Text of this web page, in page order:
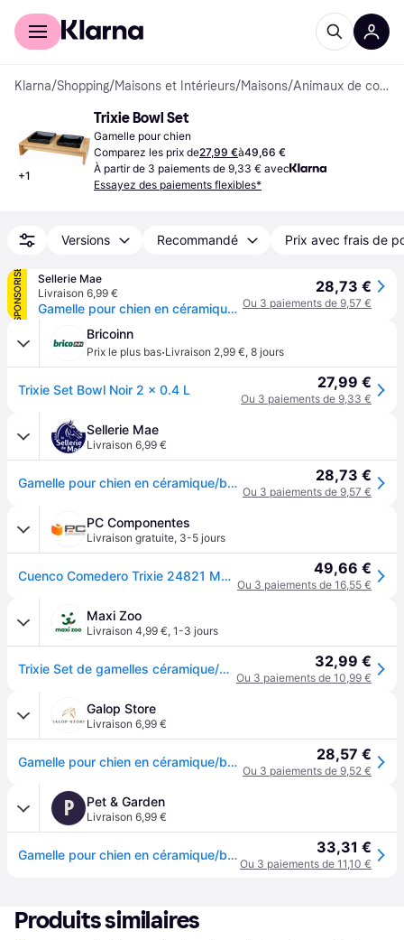
Acheter avec Klarna
Klarna/Shopping/Maisons et Intérieurs/Maisons/ Animaux de compagnie
+1
Trixie Bowl Set
Gamelle pour chien
Comparez les prix de27,99 €à49,66 €
À partir de 3 paiements de 9,33 € avec
Essayez des paiements flexibles*
Versions Recommandé Prix avec frais de
SPONSORISÉ
Sellerie Mae
Livraison 6,99 €
Gamelle pour chien en céramique/bois Trixie - Beige
28,73 €
Ou 3 paiements de 9,57 €
Bricoinn
Prix le plus bas·Livraison 2,99 €, 8 jours
Trixie Set Bowl Noir 2 x 0.4 L 27,99 €
Ou 3 paiements de 9,33 €
Sellerie Mae
Livraison 6,99 €
Gamelle pour chien en céramique/bois Trixie - Beige 28,73 €
Ou 3 paiements de 9,57 €
PC Componentes
Livraison gratuite, 3-5 jours
Cuenco Comedero Trixie 24821 Madera Cerámique Noir 0,4 L 49,66 €
Ou 3 paiements de 16,55 €
Maxi Zoo
Livraison 4,99 €, 1-3 jours
Trixie Set de gamelles céramique/bois 2x400 ml 32,99 €
Ou 3 paiements de 10,99 €
Galop Store
Livraison 6,99 €
Gamelle pour chien en céramique/bois Trixie - Beige 28,57 €
Ou 3 paiements de 9,52 €
P Pet & Garden
Livraison 6,99 €
Gamelle pour chien en céramique/bois Trixie - Beige 33,31 €
Ou 3 paiements de 11,10 €
Produits similaires